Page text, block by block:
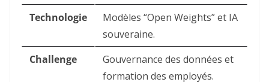
Technologie
Modèles “Open Weights” et IA
souveraine.
Challenge
Gouvernance des données et
formation des employés.